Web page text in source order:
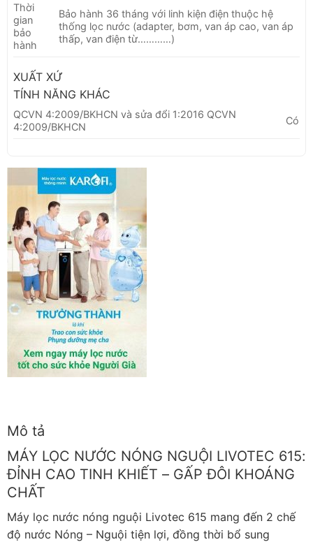
Mô tả
MÁY LỌC NƯỚC NÓNG NGUỘI LIVOTEC 615:
ĐỈNH CAO TINH KHIẾT – GẤP ĐÔI KHOÁNG
CHẤT
Máy lọc nước nóng nguội Livotec 615 mang đến 2 chế
độ nước Nóng – Nguội tiện lợi, đồng thời bổ sung
Thời
gian
bảo
hành
Bảo hành 36 tháng với linh kiện điện thuộc hệ
thống lọc nước (adapter, bơm, van áp cao, van áp
thấp, van điện từ…………)
XUẤT XỨ
TÍNH NĂNG KHÁC
QCVN 4:2009/BKHCN và sửa đổi 1:2016 QCVN
4:2009/BKHCN
Có